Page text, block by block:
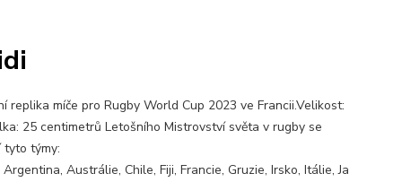
replika míče pro Rugby World Cup 2023 ve Francii.Velikost:
25 centimetrů Letošního Mistrovství světa v rugby se
tyto týmy:
Austrálie, Chile, Fiji, Francie, Gruzie, Irsko, Itálie, Ja